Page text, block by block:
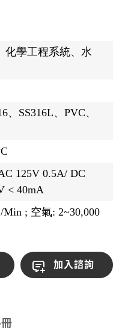
化學工程系統、水
、SS316L、PVC、
125V 0.5A/ DC
< 40mA
Min ; 空氣: 2~30,000
加入諮詢